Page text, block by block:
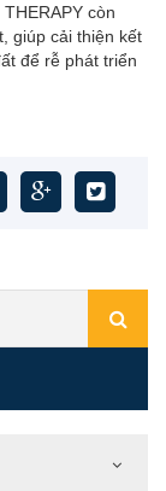
còn
giúp cải thiện kết
để rễ phát triển